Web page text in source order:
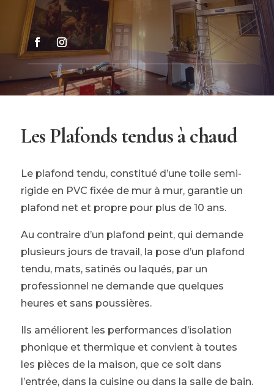
Les Plafonds tendus à chaud
Le plafond tendu, constitué d’une toile semi-
rigide en PVC fixée de mur à mur, garantie un
plafond net et propre pour plus de 10 ans.
Au contraire d’un plafond peint, qui demande
plusieurs jours de travail, la pose d’un plafond
tendu, mats, satinés ou laqués, par un
professionnel ne demande que quelques
heures et sans poussières.
Ils améliorent les performances d’isolation
phonique et thermique et convient à toutes
les pièces de la maison, que ce soit dans
l’entrée, dans la cuisine ou dans la salle de bain.